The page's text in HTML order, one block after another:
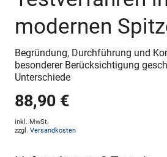
modernen
Begründung, Durchführung und
besonderer Berücksichtigung
Unterschiede
88,90 €
inkl. MwSt.
zzgl. Versandkosten